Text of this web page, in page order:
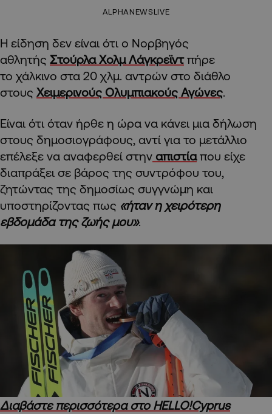
ALPHANEWSLIVE
Η είδηση δεν είναι ότι ο Νορβηγός
αθλητής Στούρλα Χολμ Λάγκρεϊντπήρε
το χάλκινο στα 20 χλμ. αντρών στο διάθλο
στους Χειμερινούς Ολυμπιακούς Αγώνες.
Είναι ότι όταν ήρθε η ώρα να κάνει μια δήλωση
στους δημοσιογράφους, αντί για το μετάλλιο
επέλεξε να αναφερθεί στην απιστία που είχε
διαπράξει σε βάρος της συντρόφου του,
ζητώντας της δημοσίως συγγνώμη και
υποστηρίζοντας πως «ήταν η χειρότερη
εβδομάδα της ζωής μου».
Διαβάστε περισσότερα στο HELLO!Cyprus